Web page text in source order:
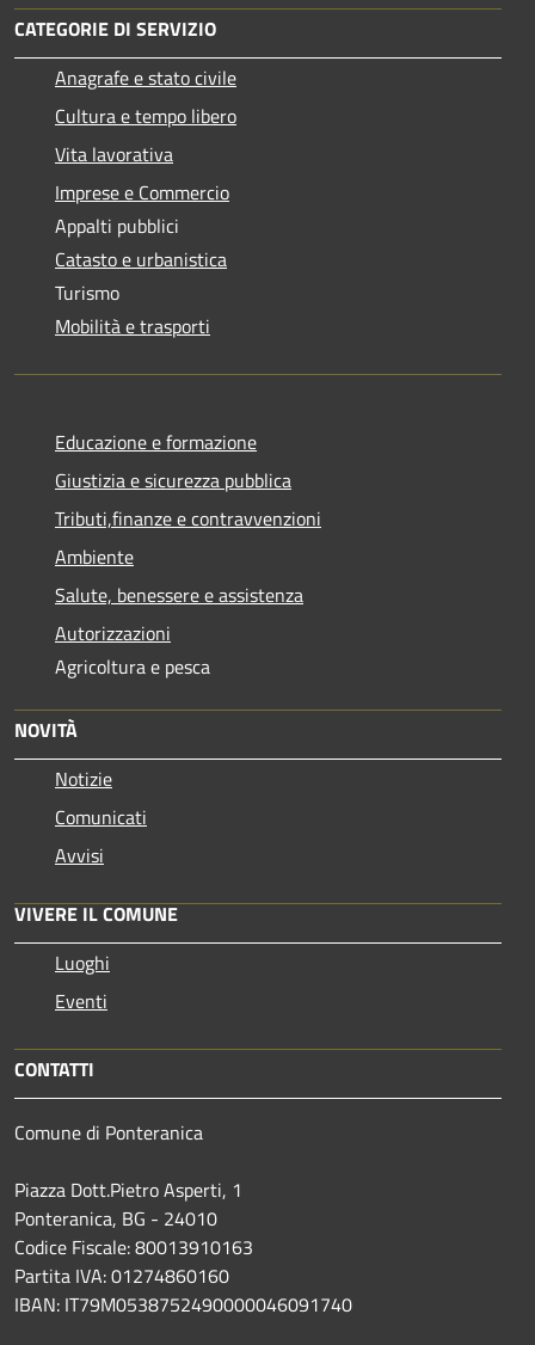
CATEGORIE DI SERVIZIO
Anagrafe e stato civile
Cultura e tempo libero
Vita lavorativa
Imprese e Commercio
Appalti pubblici
Catasto e urbanistica
Turismo
Mobilità e trasporti
Educazione e formazione
Giustizia e sicurezza pubblica
Tributi,finanze e contravvenzioni
Ambiente
Salute, benessere e assistenza
Autorizzazioni
Agricoltura e pesca
NOVITÀ
Notizie
Comunicati
Avvisi
VIVERE IL COMUNE
Luoghi
Eventi
CONTATTI
Comune di Ponteranica
Piazza Dott.Pietro Asperti, 1
Ponteranica, BG - 24010
Codice Fiscale: 80013910163
Partita IVA: 01274860160
IBAN: IT79M0538752490000046091740